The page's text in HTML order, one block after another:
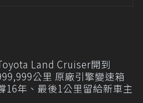
Land Cruiser開到
公里 原廠引擎變速箱
16年、最後1公里留給新車主